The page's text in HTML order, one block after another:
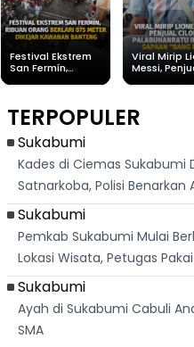
Festival Ekstrem
San Fermín,
Banteng
Viral Mirip
Messi,
"Bang Messi"
TERPOPULER
Sukabumi
Kades di Ciemas Sukabumi
Satnarkoba, Polisi Benarkan
Sukabumi
Pemkab Sukabumi Mulai
Lokasi Wisata, Petugas
Sukabumi
Ayah di Sukabumi Cabuli
SMA